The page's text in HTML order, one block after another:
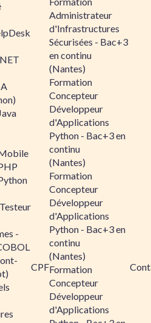
-
CPF
Administrateur
d'Infrastructures
Sécurisées - Bac+3
en continu
(Nantes)
Formation
Concepteur
Développeur
d'Applications
Python - Bac+3 en
continu
(Nantes)
Formation
Concepteur
Développeur
d'Applications
Python - Bac+3 en
continu
(Nantes)
Formation
Concepteur
Développeur
d'Applications